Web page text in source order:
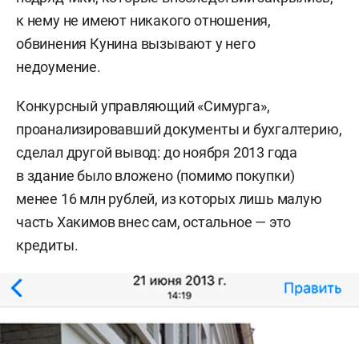
к нему не имеют никакого отношения,
обвинения Кунина вызывают у него
недоумение.
Конкурсный управляющий «Симурга»,
проанализировавший документы и бухгалтерию,
сделал другой вывод: до ноября 2013 года
в здание было вложено (помимо покупки)
менее 16 млн рублей, из которых лишь малую
часть Хакимов внес сам, остальное — это
кредиты.